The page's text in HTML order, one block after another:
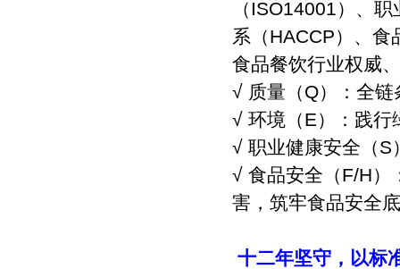
（ ISO14001）、职
系（HACCP）、食
食品餐饮行业权威
√ 质量（Q）：全
√ 环境（E）：践行
√ 职业健康安全（S
√ 食品安全（F/H）
害，筑牢食品安全
十二年坚守，以标